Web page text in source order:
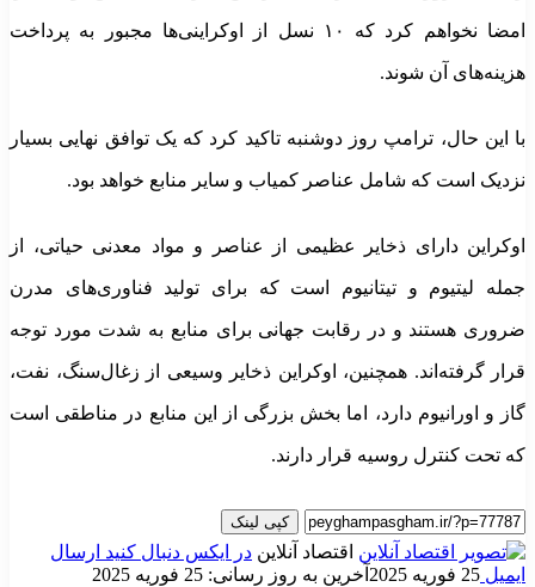
امضا نخواهم کرد که ۱۰ نسل از اوکراینی‌ها مجبور به پرداخت
هزینه‌های آن شوند.
با این حال، ترامپ روز دوشنبه تاکید کرد که یک توافق نهایی بسیار
نزدیک است که شامل عناصر کمیاب و سایر منابع خواهد بود.
اوکراین دارای ذخایر عظیمی از عناصر و مواد معدنی حیاتی، از
جمله لیتیوم و تیتانیوم است که برای تولید فناوری‌های مدرن
ضروری هستند و در رقابت جهانی برای منابع به شدت مورد توجه
قرار گرفته‌اند. همچنین، اوکراین ذخایر وسیعی از زغال‌سنگ، نفت،
گاز و اورانیوم دارد، اما بخش بزرگی از این منابع در مناطقی است
که تحت کنترل روسیه قرار دارند.
کپی لینک
اقتصاد آنلاین در ایکس دنبال کنید ارسال
ایمیل 25 فوریه 2025
آخرین به روز رسانی: 25 فوریه 2025